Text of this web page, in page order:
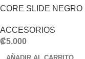
CORE SLIDE NEGRO
ACCESORIOS
₡5.000